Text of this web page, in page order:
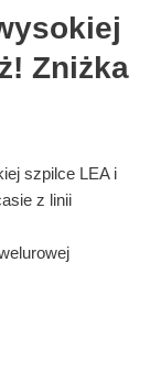
Zniżka
szpilce LEA i
z linii